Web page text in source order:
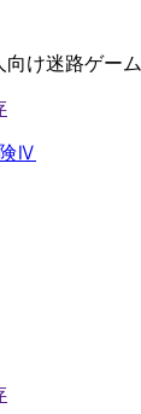
向け迷路ゲーム